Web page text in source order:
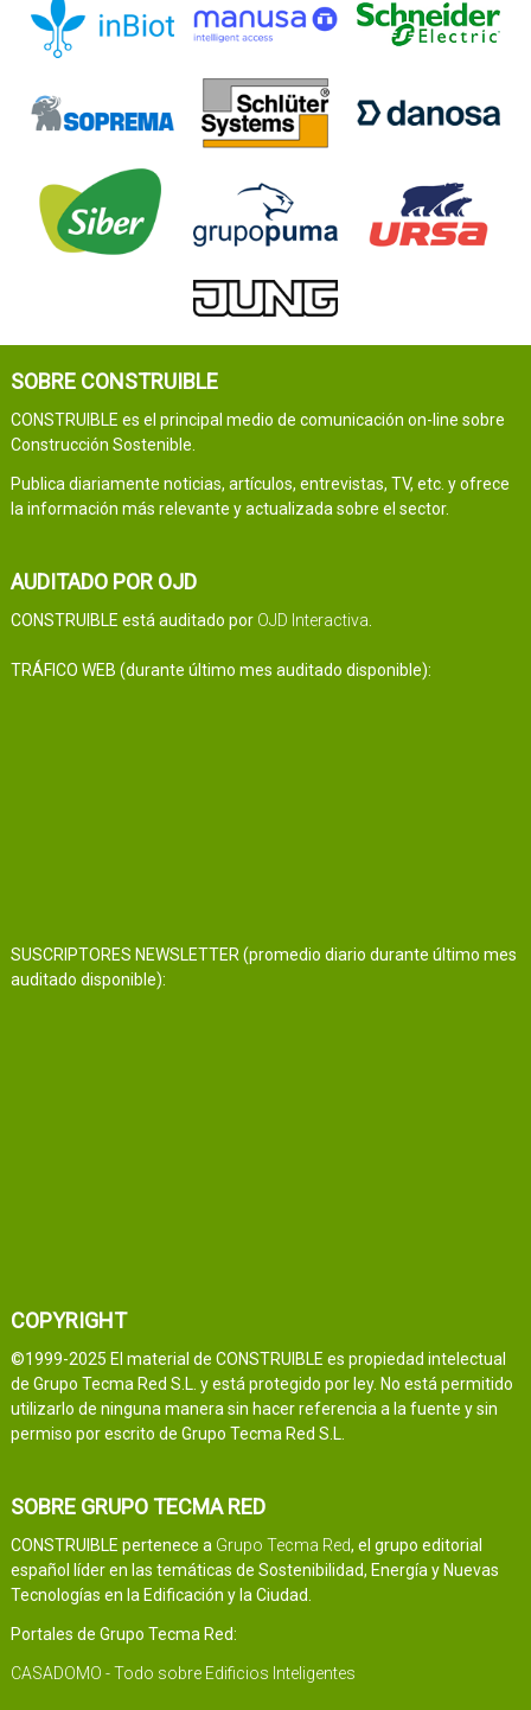
SOBRE CONSTRUIBLE
CONSTRUIBLE es el principal medio de comunicación on-line sobre
Construcción Sostenible.
Publica diariamente noticias, artículos, entrevistas, TV, etc. y ofrece
la información más relevante y actualizada sobre el sector.
AUDITADO POR OJD
CONSTRUIBLE está auditado por OJD Interactiva
TRÁFICO WEB (durante último mes auditado disponible):
SUSCRIPTORES NEWSLETTER (promedio diario durante último mes
auditado disponible):
COPYRIGHT
©1999-2025 El material de CONSTRUIBLE es propiedad intelectual
de Grupo Tecma Red S.L. y está protegido por ley. No está permitido
utilizarlo de ninguna manera sin hacer referencia a la fuente y sin
permiso por escrito de Grupo Tecma Red S.L.
SOBRE GRUPO TECMA RED
CONSTRUIBLE pertenece a Grupo Tecma Red, el grupo editorial
español líder en las temáticas de Sostenibilidad, Energía y Nuevas
Tecnologías en la Edificación y la Ciudad.
Portales de Grupo Tecma Red:
CASADOMO - Todo sobre Edificios Inteligentes